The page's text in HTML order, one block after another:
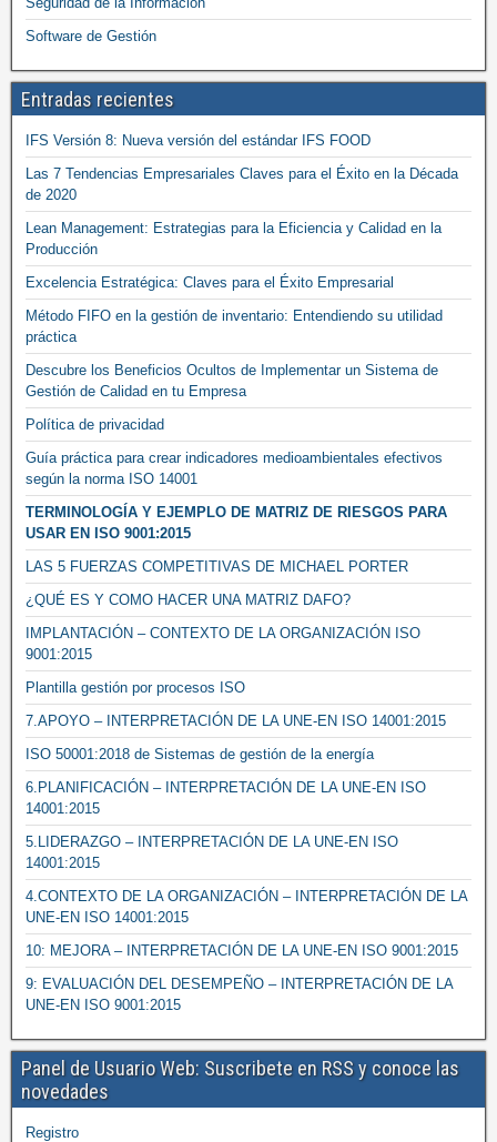
Software de Gestión
Entradas recientes
IFS Versión 8: Nueva versión del estándar IFS FOOD
Las 7 Tendencias Empresariales Claves para el Éxito en la Década
de 2020
Lean Management: Estrategias para la Eficiencia y Calidad en la
Producción
Excelencia Estratégica: Claves para el Éxito Empresarial
Método FIFO en la gestión de inventario: Entendiendo su utilidad
práctica
Descubre los Beneficios Ocultos de Implementar un Sistema de
Gestión de Calidad en tu Empresa
Política de privacidad
Guía práctica para crear indicadores medioambientales efectivos
según la norma ISO 14001
TERMINOLOGÍA Y EJEMPLO DE MATRIZ DE RIESGOS PARA
USAR EN ISO 9001:2015
LAS 5 FUERZAS COMPETITIVAS DE MICHAEL PORTER
¿QUÉ ES Y COMO HACER UNA MATRIZ DAFO?
IMPLANTACIÓN – CONTEXTO DE LA ORGANIZACIÓN ISO
9001:2015
Plantilla gestión por procesos ISO
7.APOYO – INTERPRETACIÓN DE LA UNE-EN ISO 14001:2015
ISO 50001:2018 de Sistemas de gestión de la energía
6.PLANIFICACIÓN – INTERPRETACIÓN DE LA UNE-EN ISO
14001:2015
5.LIDERAZGO – INTERPRETACIÓN DE LA UNE-EN ISO
14001:2015
4.CONTEXTO DE LA ORGANIZACIÓN – INTERPRETACIÓN DE LA
UNE-EN ISO 14001:2015
10: MEJORA – INTERPRETACIÓN DE LA UNE-EN ISO 9001:2015
9: EVALUACIÓN DEL DESEMPEÑO – INTERPRETACIÓN DE LA
UNE-EN ISO 9001:2015
Panel de Usuario Web: Suscribete en RSS y conoce las
novedades
Registro